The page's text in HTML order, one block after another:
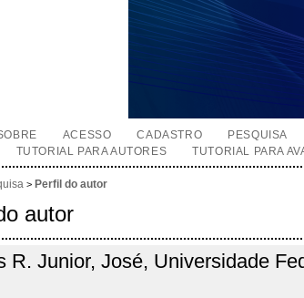
ACESSO CADASTRO PESQUISA
TUTORIAL PARA AUTORES TUTORIAL PARA
> Perfil do autor
autor
R. Junior, José, Universidade